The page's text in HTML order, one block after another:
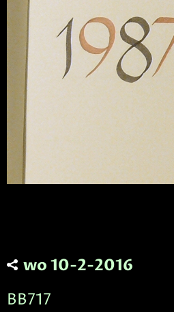
wo 10-2-2016
BB717